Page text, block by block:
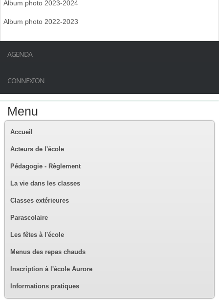
Album photo 2023-2024
Album photo 2022-2023
AGENDA
CONNEXION
Menu
Accueil
Acteurs de l'école
Pédagogie - Règlement
La vie dans les classes
Classes extérieures
Parascolaire
Les fêtes à l'école
Menus des repas chauds
Inscription à l'école Aurore
Informations pratiques